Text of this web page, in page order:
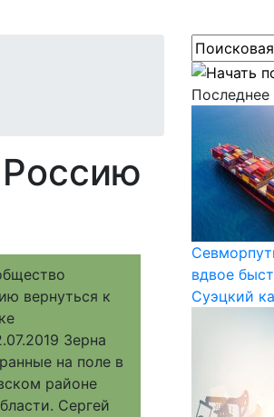
Зерна
на поле в
районе
Сергей
Последнее
вдвое
Суэцкий